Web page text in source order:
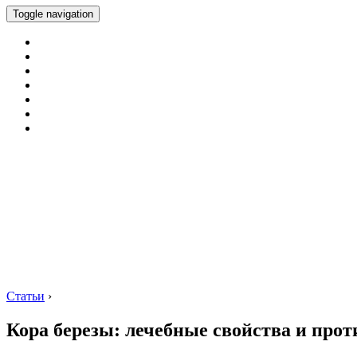
Toggle navigation
Статьи ›
Кора березы: лечебные свойства и